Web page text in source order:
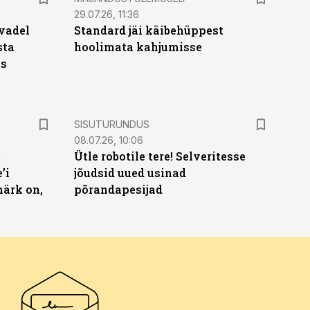
29.07.26, 11:36
Standard jäi käibehüppest
hoolimata kahjumisse
on,
ST
SISUTURUNDUS
08.07.26, 10:06
Ütle robotile tere! Selveritesse
jõudsid uued usinad
põrandapesijad